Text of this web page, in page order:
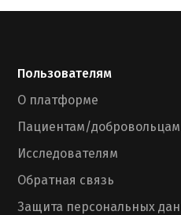
Пользователям
О платформе
Пациентам/добровольцам
Исследователям
Обратная связь
Защита персональных